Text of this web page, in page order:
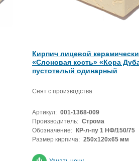
Кирпич лицевой
«Слоновая кость» «Кора
пустотелый одинарный
Снят с производства
Артикул: 001-1368-009
Производитель: Строма
Обозначение:
КР-л-пу 1 НФ/150/75
Размер кирпича: 250х120х65 мм